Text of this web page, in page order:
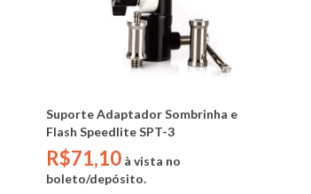
Suporte Adaptador Sombrinha e
Flash Speedlite SPT-3
R$71,10 à vista no
boleto/depósito.